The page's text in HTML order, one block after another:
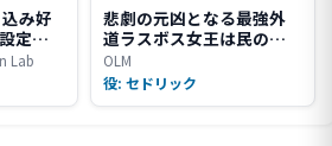
み好
定の
2nd
Lab
悲劇の元凶となる最強外
道ラスボス女王は民の為
に尽くします。Season2
OLM
役: セドリック